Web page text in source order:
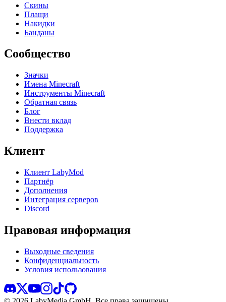
Скины
Плащи
Накидки
Банданы
Сообщество
Значки
Имена Minecraft
Инструменты Minecraft
Обратная связь
Блог
Внести вклад
Поддержка
Клиент
Клиент LabyMod
Партнёр
Дополнения
Интеграция серверов
Discord
Правовая информация
Выходные сведения
Конфиденциальность
Условия использования